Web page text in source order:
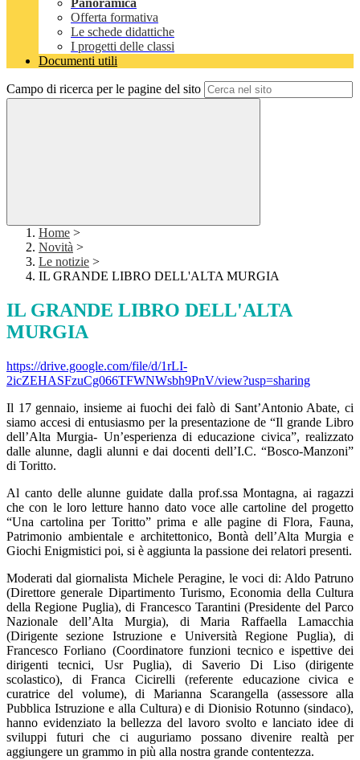
Panoramica
Offerta formativa
Le schede didattiche
I progetti delle classi
Documenti utili
Campo di ricerca per le pagine del sito
Home >
Novità >
Le notizie >
IL GRANDE LIBRO DELL'ALTA MURGIA
IL GRANDE LIBRO DELL'ALTA
MURGIA
https://drive.google.com/file/d/1rLI-
2icZEHASFzuCg066TFWNWsbh9PnV/view?usp=sharing
Il 17 gennaio, insieme ai fuochi dei falò di Sant’Antonio Abate, ci
siamo accesi di entusiasmo per la presentazione de “Il grande Libro
dell’Alta Murgia- Un’esperienza di educazione civica”, realizzato
dalle alunne, dagli alunni e dai docenti dell’I.C. “Bosco-Manzoni”
di Toritto.
Al canto delle alunne guidate dalla prof.ssa Montagna, ai ragazzi
che con le loro letture hanno dato voce alle cartoline del progetto
“Una cartolina per Toritto” prima e alle pagine di Flora, Fauna,
Patrimonio ambientale e architettonico, Bontà dell’Alta Murgia e
Giochi Enigmistici poi, si è aggiunta la passione dei relatori presenti.
Moderati dal giornalista Michele Peragine, le voci di: Aldo Patruno
(Direttore generale Dipartimento Turismo, Economia della Cultura
della Regione Puglia), di Francesco Tarantini (Presidente del Parco
Nazionale dell’Alta Murgia), di Maria Raffaella Lamacchia
(Dirigente sezione Istruzione e Università Regione Puglia), di
Francesco Forliano (Coordinatore funzioni tecnico e ispettive dei
dirigenti tecnici, Usr Puglia), di Saverio Di Liso (dirigente
scolastico), di Franca Cicirelli (referente educazione civica e
curatrice del volume), di Marianna Scarangella (assessore alla
Pubblica Istruzione e alla Cultura) e di Dionisio Rotunno (sindaco),
hanno evidenziato la bellezza del lavoro svolto e lanciato idee di
sviluppi futuri che ci auguriamo possano divenire realtà per
aggiungere un grammo in più alla nostra grande contentezza.